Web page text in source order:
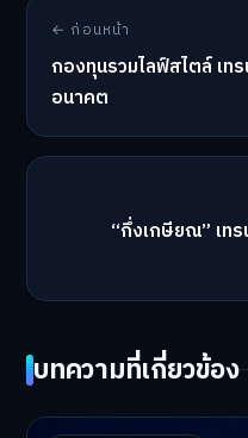
← ก่อนหน้า
กองทุนรวมไลฟ์สไตล์ เท
อนาคต
“กึ่งเกษียณ” เท
บทความที่เกี่ยวข้อง